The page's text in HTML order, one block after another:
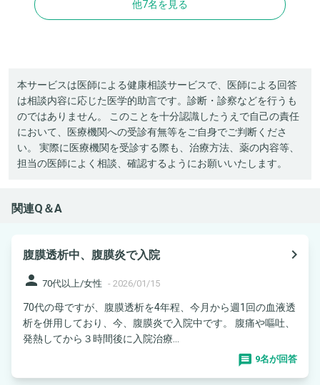
他7名を見る
本サービスは医師による健康相談サービスで、医師による回答
は相談内容に応じた医学的助言です。診断・診察などを行うも
のではありません。 このことを十分認識したうえで自己の責任
において、医療機関への受診有無等をご自身でご判断くださ
い。 実際に医療機関を受診する際も、治療方法、薬の内容等、
担当の医師によく相談、確認するようにお願いいたします。
関連Q＆A
腹膜透析中、腹膜炎で入院
navigate_next
person 70代以上/女性 - 2026/01/15
70代の母ですが、腹膜透析を4年程、今月から週1回の血液透
析を併用しており、今、腹膜炎で入院中です。 腹痛や嘔吐、
発熱してから３時間後に入院治療...
9名が回答